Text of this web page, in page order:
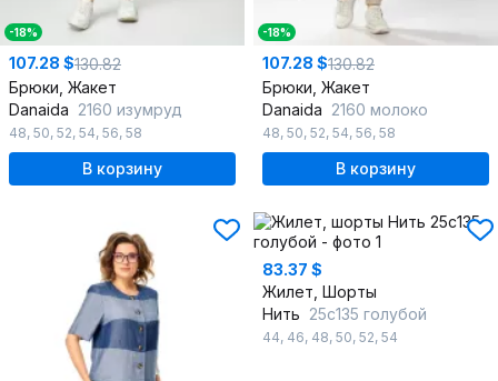
-18%
107.28 $130.82
Брюки, Жакет
Danaida 2160 изумруд
48, 50, 52, 54, 56, 58
В корзину
-18%
107.28 $130.82
Брюки, Жакет
Danaida 2160 молоко
48, 50, 52, 54, 56, 58
В корзину
83.37 $
Жилет, Шорты
Нить 25с135 голубой
44, 46, 48, 50, 52, 54